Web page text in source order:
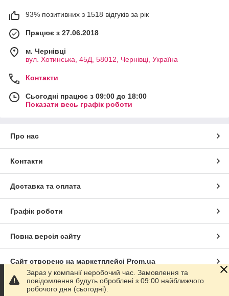
93% позитивних з 1518 відгуків за рік
Працює з 27.06.2018
м. Чернівці
вул. Хотинська, 45Д, 58012, Чернівці, Україна
Контакти
Сьогодні працює з 09:00 до 18:00
Показати весь графік роботи
Про нас
Контакти
Доставка та оплата
Графік роботи
Повна версія сайту
Сайт створено на маркетплейсі Prom.ua
Політика конфіденційності
Зараз у компанії неробочий час. Замовлення та
повідомлення будуть оброблені з 09:00 найближчого
робочого дня (сьогодні).